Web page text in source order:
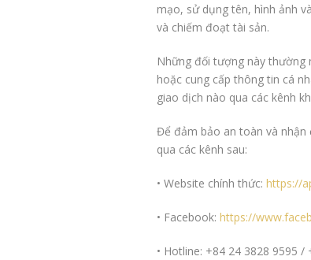
mạo, sử dụng tên, hình ảnh
và chiếm đoạt tài sản.
Những đối tượng này thường
hoặc cung cấp thông tin cá
giao dịch nào qua các kênh
Để đảm bảo an toàn và nhận
qua các kênh sau:
• Website chính thức: https://
• Facebook: https://
• Hotline: +84 24 3828 9595 /